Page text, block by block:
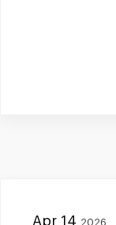
Apr 14 2026